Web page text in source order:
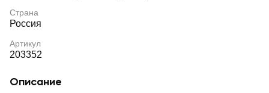
Страна
Россия
Артикул
203352
Описание